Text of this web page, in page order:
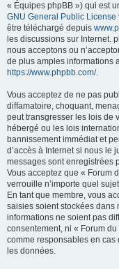
« Équipes phpBB ») qui est
GNU General Public License
être téléchargé depuis
les discussions sur Internet.
nous acceptons ou
de plus amples informations
https://www.phpbb.com/.
Vous acceptez de ne pas
diffamatoire, choquant,
peut transgresser les lois de
hébergé ou les lois
bannissement immédiat et
d’accès à Internet si nous le
messages sont enregistrées
Vous acceptez que « Forum
verrouille n’importe quel
En tant que membre, vous
saisies soient stockées dans
informations ne soient pas
consentement, ni « Forum
comme responsables en cas
les données.